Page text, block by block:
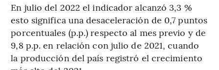
En julio del 2022 el indicador alcanzó 3,3 %
esto significa una desaceleración de 0,7 puntos
porcentuales (p.p.) respecto al mes previo y de
9,8 p.p. en relación con julio de 2021, cuando
la producción del país registró el crecimiento